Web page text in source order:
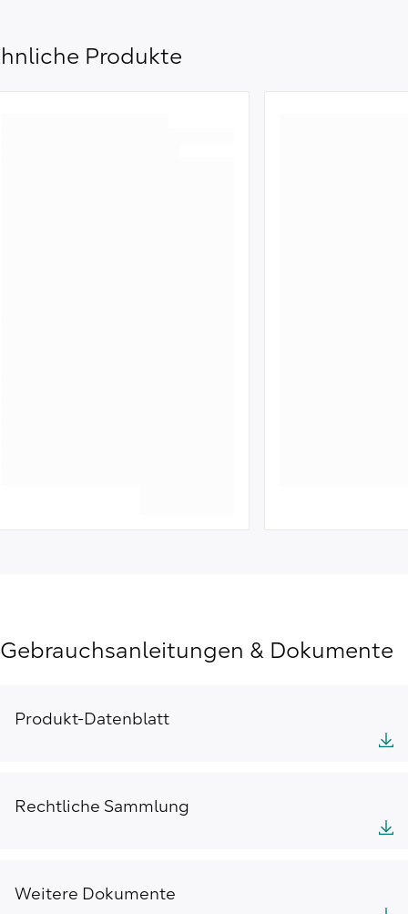
Produkte
Gebrauchsanleitungen & Dokumente
Produkt-Datenblatt
Rechtliche Sammlung
Weitere Dokumente